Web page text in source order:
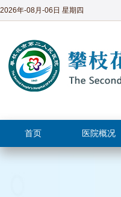
2026年-08月-06日 星期四
首页 医院概况